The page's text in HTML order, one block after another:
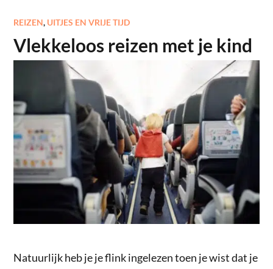
REIZEN, UITJES EN VRIJE TIJD
Vlekkeloos reizen met je kind
Natuurlijk heb je je flink ingelezen toen je wist dat je